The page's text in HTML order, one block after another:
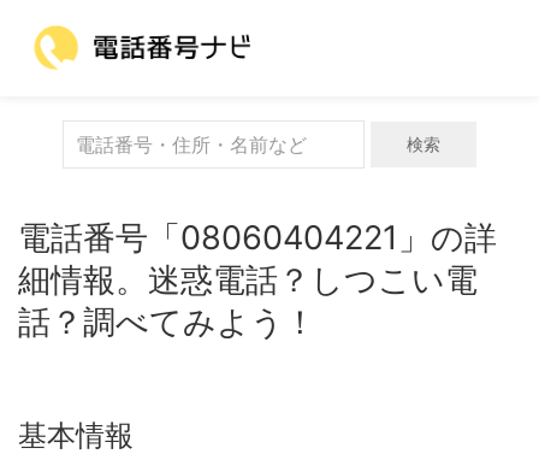
検索
電話番号「08060404221」の詳
細情報。迷惑電話？しつこい電
話？調べてみよう！
基本情報